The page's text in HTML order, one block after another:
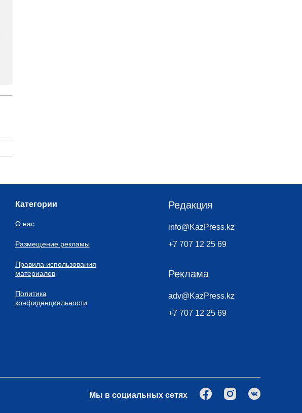
Категории
О нас
Размещение рекламы
Правила использования
материалов
Политика
конфиденциальности
Редакция
info@KazPress.kz
+7 707 12 25 69
Реклама
adv@KazPress.kz
+7 707 12 25 69
Мы в социальных сетях